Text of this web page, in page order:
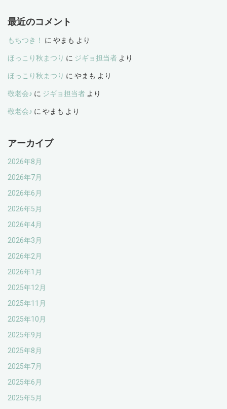
最近のコメント
もちつき！ に やまも より
ほっこり秋まつり に ジギョ担当者 より
ほっこり秋まつり に やまも より
敬老会♪ に ジギョ担当者 より
敬老会♪ に やまも より
アーカイブ
2026年8月
2026年7月
2026年6月
2026年5月
2026年4月
2026年3月
2026年2月
2026年1月
2025年12月
2025年11月
2025年10月
2025年9月
2025年8月
2025年7月
2025年6月
2025年5月